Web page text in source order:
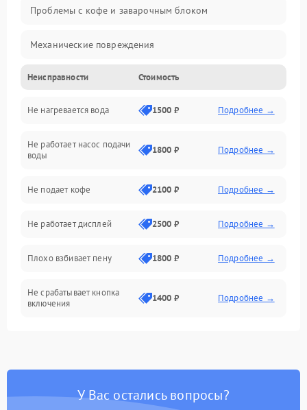
Проблемы с кофе и заварочным блоком
Механические повреждения
Прочие неисправности
Включение и работа
Проблемы с водой
Проблемы с капучинатором и паром
Управление и электроника
Программное обеспечение
Неисправности Стоимость
Не нагревается вода 1500 ₽ Подробнее →
Не работает насос подачи
воды
1800 ₽ Подробнее →
Не подает кофе 2100 ₽ Подробнее →
Не работает дисплей 2500 ₽ Подробнее →
Плохо взбивает пену 1800 ₽ Подробнее →
Не срабатывает кнопка
включения
1400 ₽ Подробнее →
Постоянные сбои в работе 1500 ₽ Подробнее →
У Вас остались вопросы?